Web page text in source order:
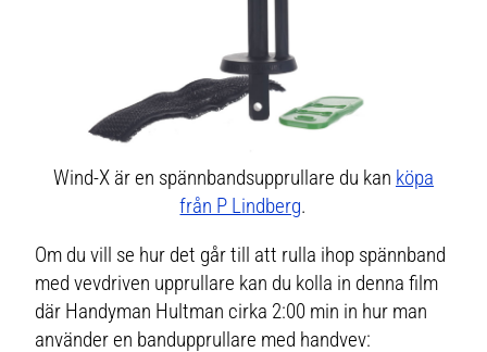
Wind-X är en spännbandsupprullare du kan köpa
från P Lindberg.
Om du vill se hur det går till att rulla ihop spännband
med vevdriven upprullare kan du kolla in denna film
där Handyman Hultman cirka 2:00 min in hur man
använder en bandupprullare med handvev: